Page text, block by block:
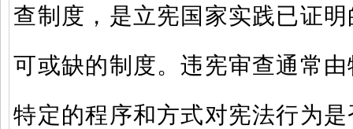
查制度，是立宪国家实践已证
可或缺的制度。违宪审查通常
特定的程序和方式对宪法行为